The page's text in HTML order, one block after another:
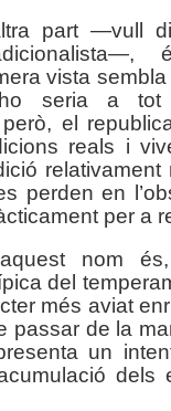
part —vull
vista
ho seria a
però, el
reals i
perden en
per a
nom
del
més aviat
passar de la
un
dels